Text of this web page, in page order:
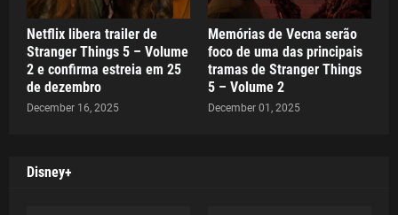
Netflix libera trailer de
Stranger Things 5 – Volume
2 e confirma estreia em 25
de dezembro
December 16, 2025
Memórias de Vecna serão
foco de uma das principais
tramas de Stranger Things
5 – Volume 2
December 01, 2025
Disney+